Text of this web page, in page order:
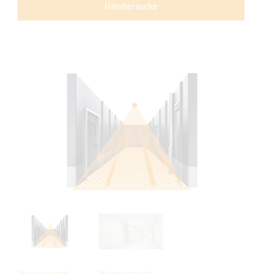
Händlersuche